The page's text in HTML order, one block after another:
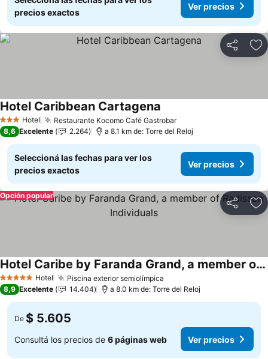
precios exactos
Ver precios
Compartir
3 Estrellas
Hotel Restaurante Kocomo Café GastrobarVer precios
Hotel Caribbean Cartagena
8,6 Excelente 2.264 a 8.1 km de: Torre del Reloj
Seleccioná las fechas para ver los
precios exactos
Ver precios
Compartir
Opción popular
5 Estrellas Hotel Piscina exterior semiolímpica
Hotel Caribe by Faranda Grand, a member of Radisson Individuals
Ver precios
8,9 Excelente 14.404 a 8.0 km de: Torre del Reloj
De $ 5.605
Consultá los precios de 6 páginas web Ver precios